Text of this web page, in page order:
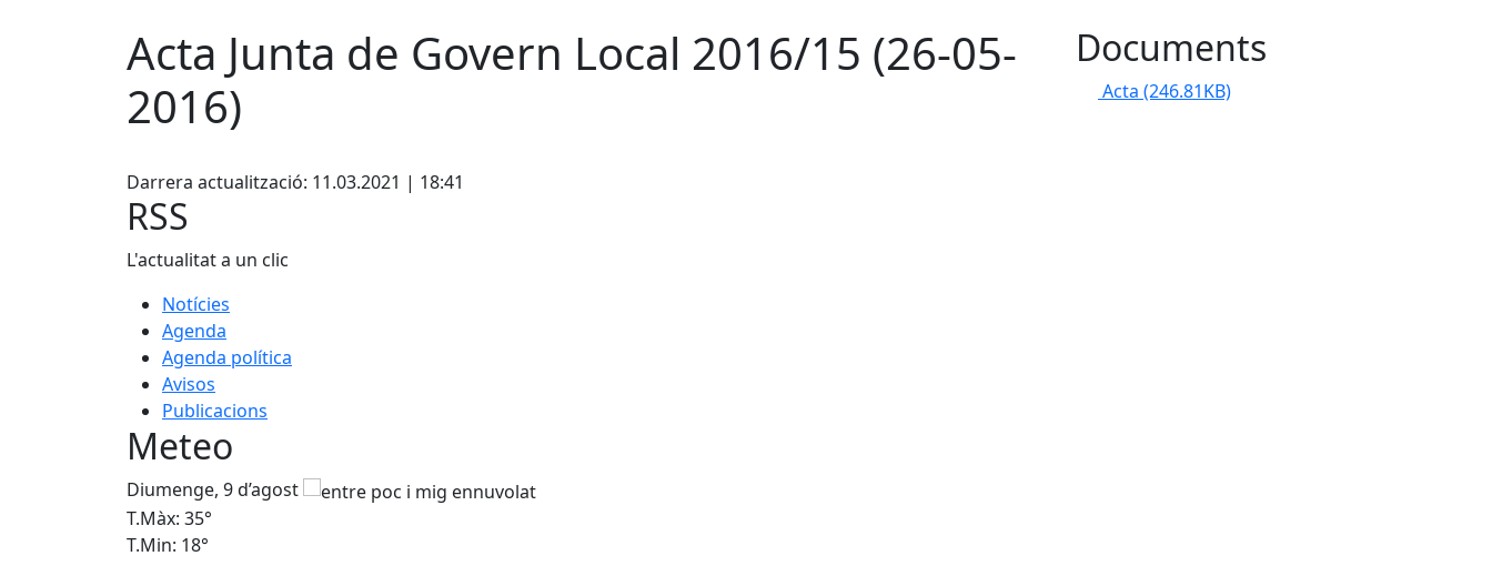
Acta Junta de Govern Local 2016/15 (26-05-
2016)
Darrera actualització: 11.03.2021 | 18:41
Documents
Acta (246.81KB)
RSS
L'actualitat a un clic
Notícies
Agenda
Agenda política
Avisos
Publicacions
Meteo
Diumenge, 9 d’agost
T.Màx: 35°
T.Min: 18°